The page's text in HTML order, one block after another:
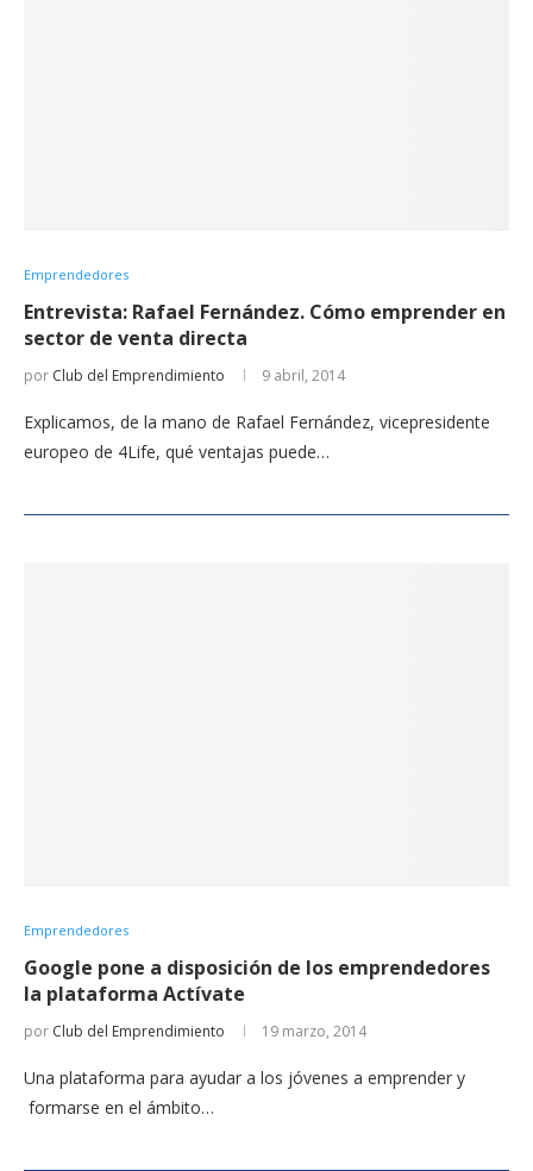
Emprendedores
Entrevista: Rafael Fernández. Cómo emprender en
sector de venta directa
por Club del Emprendimiento 9 abril, 2014
Explicamos, de la mano de Rafael Fernández, vicepresidente
europeo de 4Life, qué ventajas puede…
Emprendedores
Google pone a disposición de los emprendedores
la plataforma Actívate
por Club del Emprendimiento 19 marzo, 2014
Una plataforma para ayudar a los jóvenes a emprender y
formarse en el ámbito…